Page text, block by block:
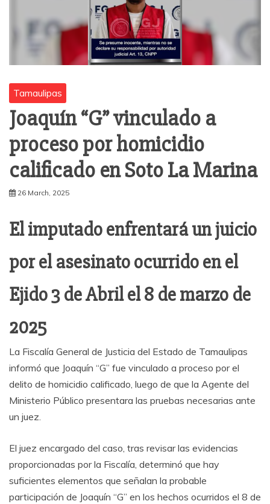
Tamaulipas
Joaquín “G” vinculado a
proceso por homicidio
calificado en Soto La Marina
26 March, 2025
El imputado enfrentará un juicio
por el asesinato ocurrido en el
Ejido 3 de Abril el 8 de marzo de
2025
La Fiscalía General de Justicia del Estado de Tamaulipas
informó que Joaquín “G” fue vinculado a proceso por el
delito de homicidio calificado, luego de que la Agente del
Ministerio Público presentara las pruebas necesarias ante
un juez.
El juez encargado del caso, tras revisar las evidencias
proporcionadas por la Fiscalía, determinó que hay
suficientes elementos que señalan la probable
participación de Joaquín “G” en los hechos ocurridos el 8 de